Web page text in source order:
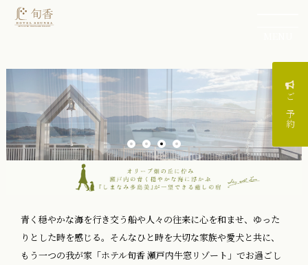
ご予約
青く穏やかな海を行き交う船や人々の往来に心を和ませ、ゆった
りとした時を感じる。そんなひと時を大切な家族や愛犬と共に、
もう一つの我が家「ホテル旬香 瀬戸内牛窓リゾート」でお過ごし